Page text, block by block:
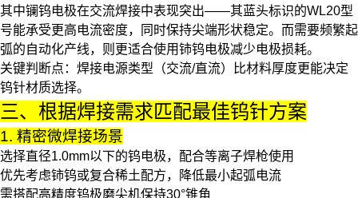
其中镧钨电极在交流焊接中表现突出——其蓝头标识的WL20型
号能承受更高电流密度，同时保持尖端形状稳定。而需要频繁起
弧的自动化产线，则更适合使用铈钨电极减少电极损耗。
关键判断点 ：焊接电源类型（交流/直流）比材料厚度更能决定
钨针材质选择。
三、根据焊接需求匹配最佳钨针方案
1. 精密微焊接场景
选择直径1.0mm以下的钨电极，配合等离子焊枪使用
优先考虑铈钨或复合稀土配方，降低最小起弧电流
需搭配高精度钨极磨尖机保持30°锥角